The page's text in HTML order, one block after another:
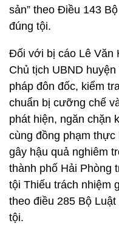
sản” theo Điều 143
đúng tội.
Đối với bị cáo Lê Văn
Chủ tịch UBND
pháp đôn đốc, kiểm
chuẩn bị cưỡng chế
phát hiện, ngăn chặn
cùng đồng phạm thực
gây hậu quả nghiêm
thành phố Hải Phòng
tội Thiếu trách nhiệm
theo điều 285 Bộ
tội.